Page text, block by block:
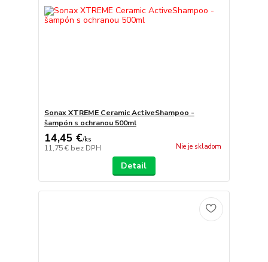
Sonax XTREME Ceramic ActiveShampoo -
šampón s ochranou 500ml
14,45 €/ks
11,75 € bez DPH Nie je skladom
Detail